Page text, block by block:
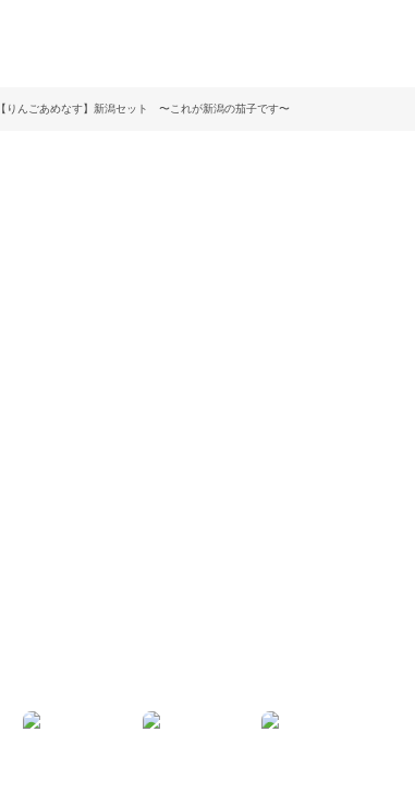
【りんごあめなす】新潟セット 〜これが新潟の茄子です〜